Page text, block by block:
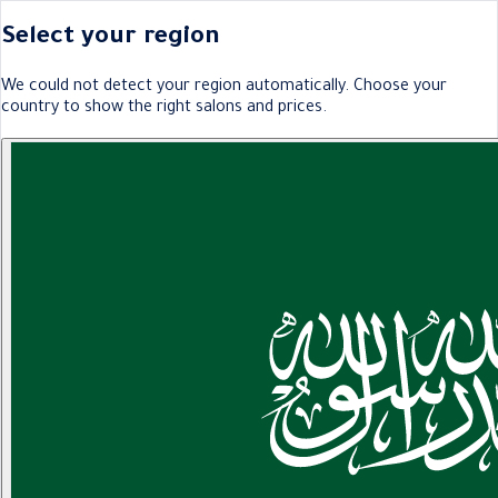
Select your region
We could not detect your region automatically. Choose your
country to show the right salons and prices.